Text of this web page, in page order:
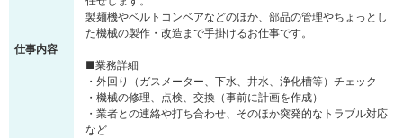
仕事内容
製麺機やベルトコンベアなどのほか、部品の管理やちょっとし
た機械の製作・改造まで手掛けるお仕事です。
■業務詳細
・外回り（ガスメーター、下水、井水、浄化槽等）チェック
・機械の修理、点検、交換（事前に計画を作成）
・業者との連絡や打ち合わせ、そのほか突発的なトラブル対応
など